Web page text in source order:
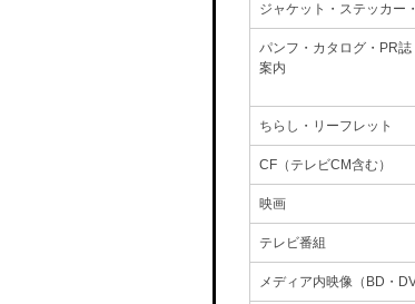
ジャケット・ステッカー
パンフ・カタログ・PR
案内
ちらし・リーフレット
CF（テレビCM含む）
映画
テレビ番組
メディア内映像（BD・